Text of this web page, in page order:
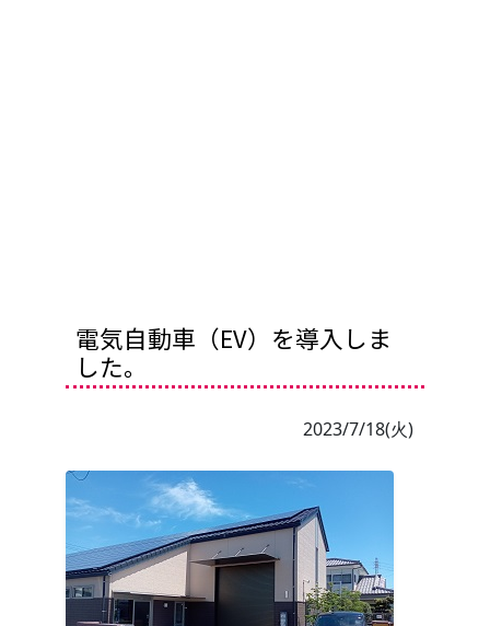
電気自動車（EV）を導入しま
した。
2023/7/18(火)